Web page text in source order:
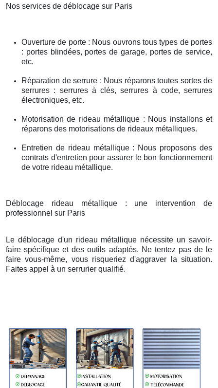
Nos services de déblocage sur Paris
Ouverture de porte : Nous ouvrons tous types de portes
: portes blindées, portes de garage, portes de service,
etc.
Réparation de serrure : Nous réparons toutes sortes de
serrures : serrures à clés, serrures à code, serrures
électroniques, etc.
Motorisation de rideau métallique : Nous installons et
réparons des motorisations de rideaux métalliques.
Entretien de rideau métallique : Nous proposons des
contrats d'entretien pour assurer le bon fonctionnement
de votre rideau métallique.
Déblocage rideau métallique : une intervention de
professionnel sur Paris
Le déblocage d'un rideau métallique nécessite un savoir-
faire spécifique et des outils adaptés. Ne tentez pas de le
faire vous-même, vous risqueriez d'aggraver la situation.
Faites appel à un serrurier qualifié.